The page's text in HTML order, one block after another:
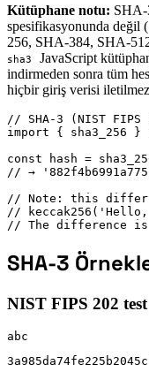
Kütüphane notu: SHA-
spesifikasyonunda değil (
256, SHA-384, SHA-
sha3
JavaScript
indirmeden sonra tüm
hiçbir giriş verisi
// SHA-3 (NIST
import { sha3_256
const hash =
// →
// Note: this differs
// keccak256('Hello,
// The difference is
SHA-3
NIST FIPS 202
abc